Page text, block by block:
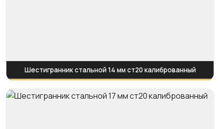
Шестигранник стальной 14 мм ст20 калиброванный